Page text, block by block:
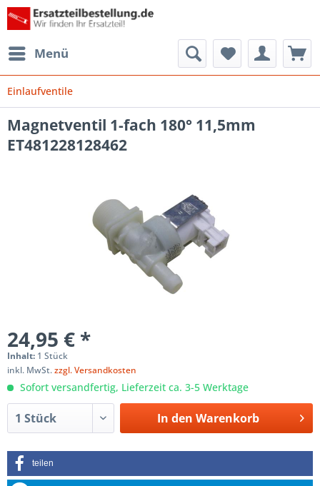
Menü
Einlaufventile
Magnetventil 1-fach 180° 11,5mm
ET481228128462
24,95 € *
Inhalt: 1 Stück
inkl. MwSt.zzgl. Versandkosten
Sofort versandfertig, Lieferzeit ca. 3-5 Werktage
In den Warenkorb
teilen